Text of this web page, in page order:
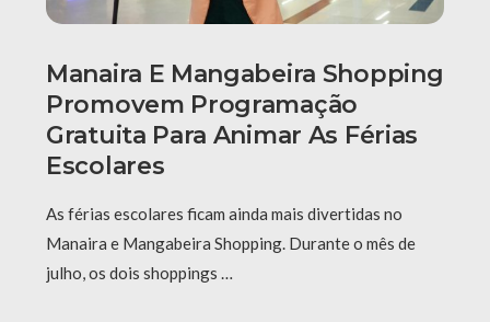
Manaira E Mangabeira Shopping
Promovem Programação
Gratuita Para Animar As Férias
Escolares
As férias escolares ficam ainda mais divertidas no
Manaira e Mangabeira Shopping. Durante o mês de
julho, os dois shoppings …